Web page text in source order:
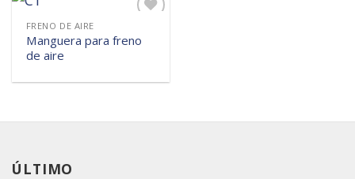
a la
FRENO DE AIRE
Manguera para freno
de aire
ÚLTIMO